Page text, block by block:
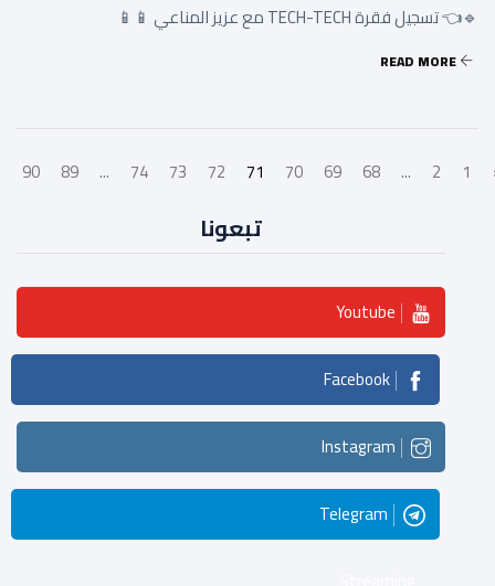
🔹👈 تسجيل فقرة TECH-TECH مع عزيز المناعي 📱📱
READ MORE
1
2
...
68
69
70
71
72
73
74
...
89
90
تبعونا
Youtube
Facebook
Instagram
Telegram